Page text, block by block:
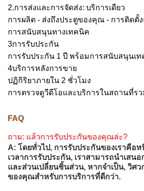
2.การส่งและการจัดส่ง: บริการเดียว
การผลิต - ส่งถึงประตูของคุณ - การติดตั้
การสนับสนุนทางเทคนิค
3การรับประกัน
การรับประกัน 1 ปี พร้อมการสนับสนุนเ
4บริการหลังการขาย
ปฏิกิริยาภายใน 2 ชั่วโมง
การตรวจดูวีดีโอและบริการในสถานที่ร
FAQ
ถาม: แล้วการรับประกันของคุณล่ะ?
A: โดยทั่วไป, การรับประกันของเราคือห
เวลาการรับประกัน, เราสามารถนําเสน
และส่วนเปลี่ยนชิ้นส่วน, หากจําเป็น, วิศว
ของคุณสําหรับการบริการที่ดีกว่า.